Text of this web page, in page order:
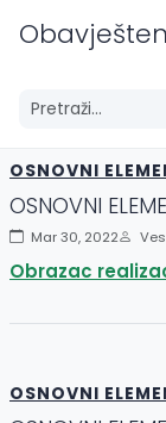
OSNOVNI
OSNOVNI
Mar 30, 2022
Obrazac
OSNOVNI